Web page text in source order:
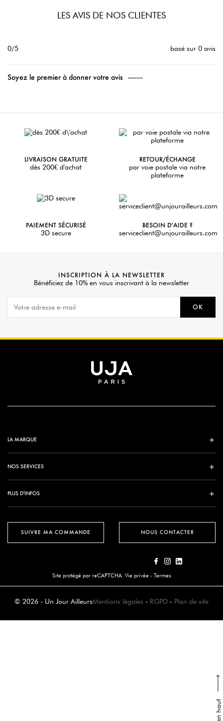
LES AVIS DE NOS CLIENTES
0/5 basé sur 0 avis
Soyez le premier à donner votre avis
LIVRAISON GRATUITE
dès 200€ d'achat
RETOUR/ÉCHANGE
par voie postale via notre
plateforme
PAIEMENT SÉCURISÉ
3D secure
BESOIN D'AIDE ?
serviceclient@unjourailleurs.com
INSCRIPTION À LA NEWSLETTER
Bénéficiez de 10% en vous inscrivant à la newsletter
OK
SUIVRE MA COMMANDE
LA MARQUE
NOS SERVICES
PLUS D'INFOS
NOUS CONTACTER
Site protégé par reCAPTCHA. Vie privée - Termes
© 2026 - Un Jour AilleursMentions légales - RGPD - Plan de site